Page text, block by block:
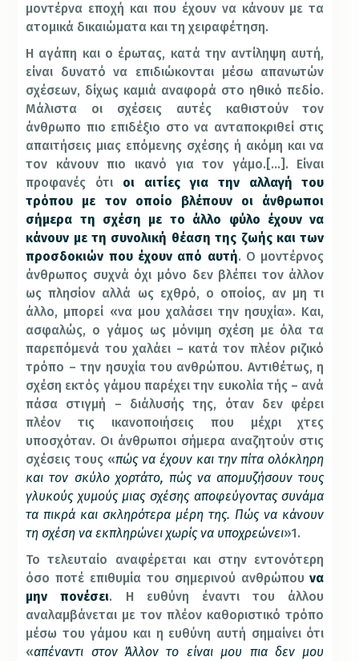
μοντέρνα εποχή και που έχουν να κάνουν με τα
ατομικά δικαιώματα και τη χειραφέτηση.
Η αγάπη και ο έρωτας, κατά την αντίληψη αυτή,
είναι δυνατό να επιδιώκονται μέσω απανωτών
σχέσεων, δίχως καμιά αναφορά στο ηθικό πεδίο.
Μάλιστα οι σχέσεις αυτές καθιστούν τον
άνθρωπο πιο επιδέξιο στο να ανταποκριθεί στις
απαιτήσεις μιας επόμενης σχέσης ή ακόμη και να
τον κάνουν πιο ικανό για τον γάμο.[…]. Είναι
προφανές ότι οι αιτίες για την αλλαγή του
τρόπου με τον οποίο βλέπουν οι άνθρωποι
σήμερα τη σχέση με το άλλο φύλο έχουν να
κάνουν με τη συνολική θέαση της ζωής και των
προσδοκιών που έχουν από αυτή. Ο μοντέρνος
άνθρωπος συχνά όχι μόνο δεν βλέπει τον άλλον
ως πλησίον αλλά ως εχθρό, ο οποίος, αν μη τι
άλλο, μπορεί «να μου χαλάσει την ησυχία». Και,
ασφαλώς, ο γάμος ως μόνιμη σχέση με όλα τα
παρεπόμενά του χαλάει – κατά τον πλέον ριζικό
τρόπο – την ησυχία του ανθρώπου. Αντιθέτως, η
σχέση εκτός γάμου παρέχει την ευκολία τής – ανά
πάσα στιγμή – διάλυσής της, όταν δεν φέρει
πλέον τις ικανοποιήσεις που μέχρι χτες
υποσχόταν. Οι άνθρωποι σήμερα αναζητούν στις
σχέσεις τους «πώς να έχουν και την πίτα ολόκληρη
και τον σκύλο χορτάτο, πώς να απομυζήσουν τους
γλυκούς χυμούς μιας σχέσης αποφεύγοντας συνάμα
τα πικρά και σκληρότερα μέρη της. Πώς να κάνουν
τη σχέση να εκπληρώνει χωρίς να υποχρεώνει»1.
Το τελευταίο αναφέρεται και στην εντονότερη
όσο ποτέ επιθυμία του σημερινού ανθρώπουνα
μην πονέσει. Η ευθύνη έναντι του άλλου
αναλαμβάνεται με τον πλέον καθοριστικό τρόπο
μέσω του γάμου και η ευθύνη αυτή σημαίνει ότι
«απέναντι στον Άλλον το είναι μου πια δεν μου